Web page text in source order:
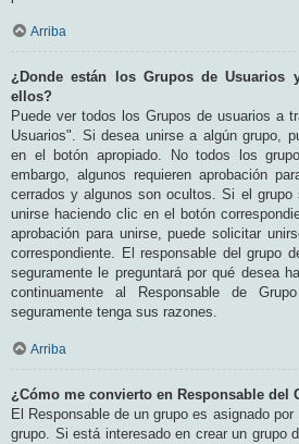
Arriba
¿Donde están los Grupos de
ellos?
Puede ver todos los Grupos de usuarios a
Usuarios". Si desea unirse a algún grupo,
en el botón apropiado. No todos los
embargo, algunos requieren aprobación
cerrados y algunos son ocultos. Si el grupo
unirse haciendo clic en el botón
aprobación para unirse, puede solicitar
correspondiente. El responsable del grupo
seguramente le preguntará por qué desea
continuamente al Responsable de
seguramente tenga sus razones.
Arriba
¿Cómo me convierto en Responsable del
El Responsable de un grupo es asignado
grupo. Si está interesado en crear un grupo